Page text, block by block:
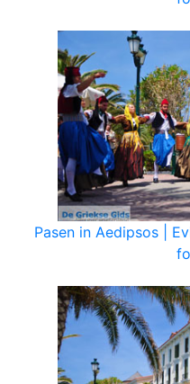
Pasen in Aedipsos |